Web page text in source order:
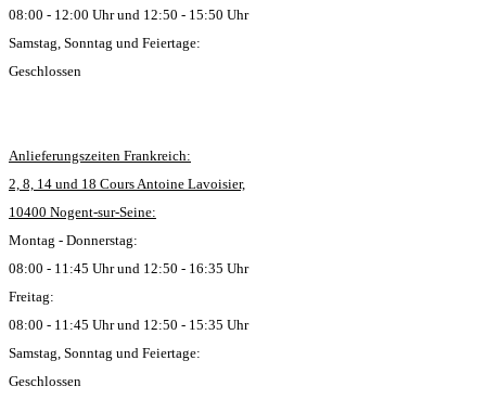
08:00 - 12:00 Uhr und 12:50 - 15:50 Uhr
Samstag, Sonntag und Feiertage:
Geschlossen
Anlieferungszeiten Frankreich:
2, 8, 14 und 18 Cours Antoine Lavoisier,
10400 Nogent-sur-Seine:
Montag - Donnerstag:
08:00 - 11:45 Uhr und 12:50 - 16:35 Uhr
Freitag:
08:00 - 11:45 Uhr und 12:50 - 15:35 Uhr
Samstag, Sonntag und Feiertage:
Geschlossen